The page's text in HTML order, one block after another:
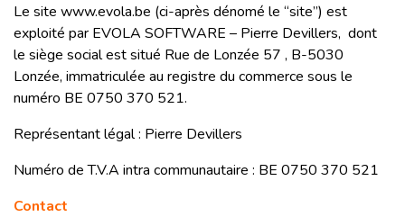
Le site www.evola.be (ci-après dénomé le “site”) est
exploité par EVOLA SOFTWARE – Pierre Devillers, dont
le siège social est situé Rue de Lonzée 57 , B-5030
Lonzée, immatriculée au registre du commerce sous le
numéro BE 0750 370 521.
Représentant légal : Pierre Devillers
Numéro de T.V.A intra communautaire : BE 0750 370 521
Contact